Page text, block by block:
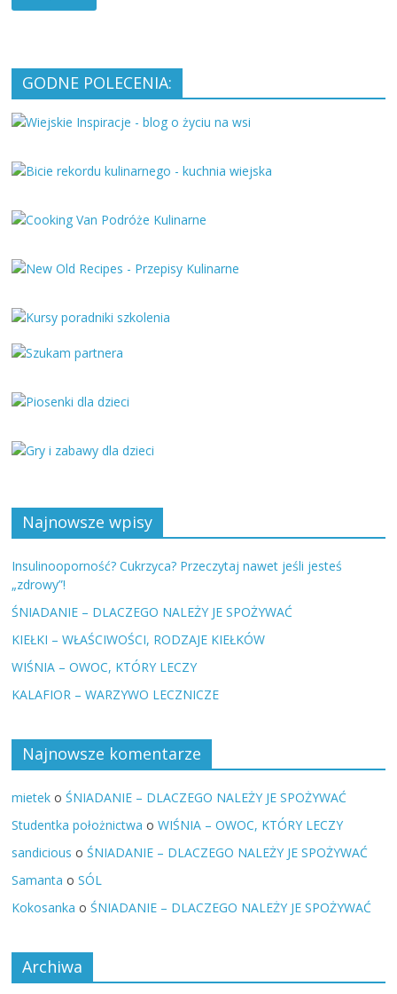
e
a
GODNE POLECENIA:
Najnowsze wpisy
Insulinooporność? Cukrzyca? Przeczytaj nawet jeśli jesteś
„zdrowy”!
ŚNIADANIE – DLACZEGO NALEŻY JE SPOŻYWAĆ
KIEŁKI – WŁAŚCIWOŚCI, RODZAJE KIEŁKÓW
WIŚNIA – OWOC, KTÓRY LECZY
KALAFIOR – WARZYWO LECZNICZE
Najnowsze komentarze
mietek oŚNIADANIE – DLACZEGO NALEŻY JE SPOŻYWAĆ
Studentka położnictwa oWIŚNIA – OWOC, KTÓRY LECZY
sandicious oŚNIADANIE – DLACZEGO NALEŻY JE SPOŻYWAĆ
Samanta oSÓL
Kokosanka oŚNIADANIE – DLACZEGO NALEŻY JE SPOŻYWAĆ
Archiwa